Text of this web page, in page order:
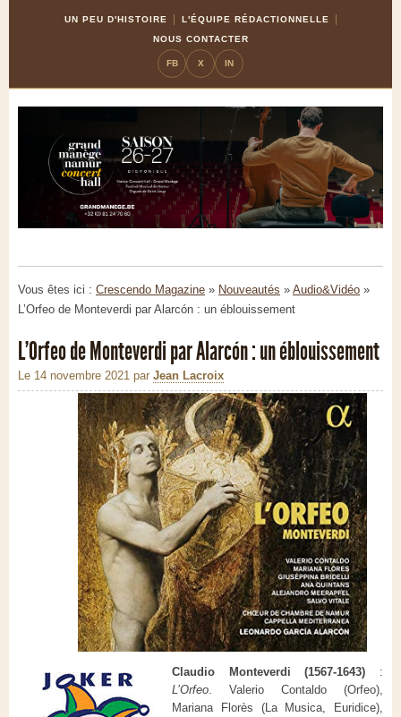
UN PEU D'HISTOIRE
L'ÉQUIPE RÉDACTIONNELLE
NOUS CONTACTER
FB X IN
Vous êtes ici : Crescendo Magazine » Nouveautés » Audio&Vidéo »
L’Orfeo de Monteverdi par Alarcón : un éblouissement
L’Orfeo de Monteverdi par Alarcón : un éblouissement
Le 14 novembre 2021 par Jean Lacroix
Claudio Monteverdi (1567-1643) :
L’Orfeo . Valerio Contaldo (Orfeo),
Mariana Florès (La Musica, Euridice),